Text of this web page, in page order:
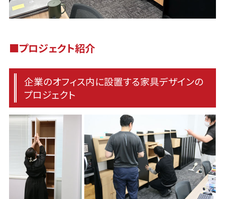
■プロジェクト紹介
企業のオフィス内に設置する家具デザインの
プロジェクト